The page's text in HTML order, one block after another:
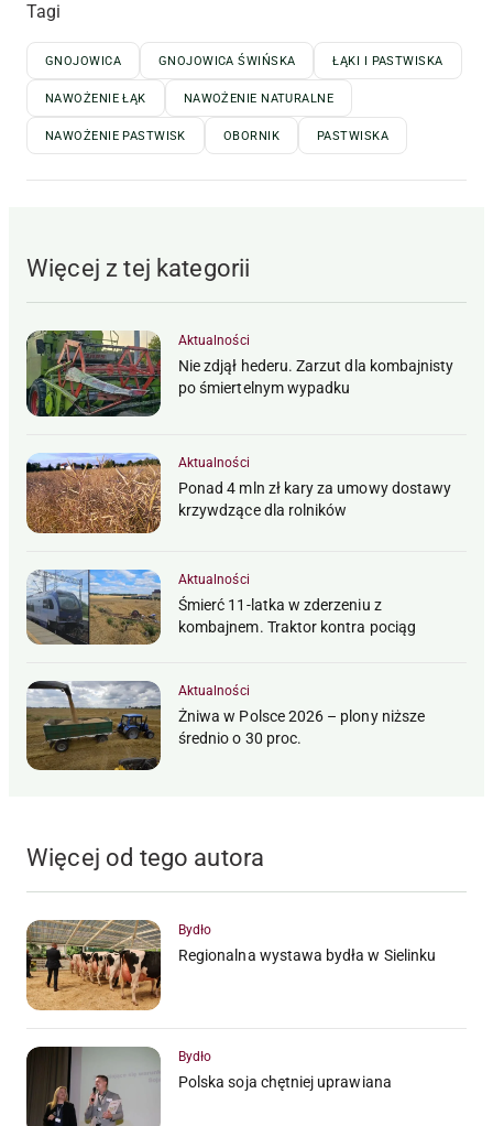
Tagi
GNOJOWICA GNOJOWICA ŚWIŃSKA ŁĄKI I PASTWISKA
NAWOŻENIE ŁĄK NAWOŻENIE NATURALNE
NAWOŻENIE PASTWISK OBORNIK PASTWISKA
Więcej z tej kategorii
Aktualności
Nie zdjął hederu. Zarzut dla kombajnisty
po śmiertelnym wypadku
Aktualności
Ponad 4 mln zł kary za umowy dostawy
krzywdzące dla rolników
Aktualności
Śmierć 11-latka w zderzeniu z
kombajnem. Traktor kontra pociąg
Aktualności
Żniwa w Polsce 2026 – plony niższe
średnio o 30 proc.
Więcej od tego autora
Bydło
Regionalna wystawa bydła w Sielinku
Bydło
Polska soja chętniej uprawiana